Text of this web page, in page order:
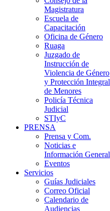
Magistratura
Escuela de
Capacitación
Oficina de Género
Ruaga
Juzgado de
Instrucción de
Violencia de Género
y Protección Integral
de Menores
Policía Técnica
Judicial
STIyC
PRENSA
Prensa y Com.
Noticias e
Información General
Eventos
Servicios
Guías Judiciales
Correo Oficial
Calendario de
Audiencias